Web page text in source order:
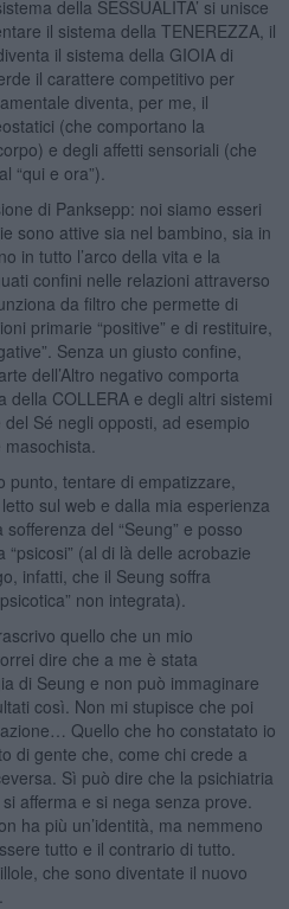
della SESSUALITA’ si unisce
il sistema della TENEREZZA, il
il sistema della GIOIA di
il carattere competitivo per
diventa, per me, il
(che comportano la
e degli affetti sensoriali (che
“qui e ora”).
di Panksepp: noi siamo esseri
sono attive sia nel bambino, sia in
in tutto l’arco della vita e la
confini nelle relazioni attraverso
da filtro che permette di
primarie “positive” e di restituire,
Senza un giusto confine,
dell’Altro negativo comporta
della COLLERA e degli altri sistemi
Sé negli opposti, ad esempio
tentare di empatizzare,
sul web e dalla mia esperienza
del “Seung” e posso
(al di là delle acrobazie
infatti, che il Seung soffra
non integrata).
quello che un mio
dire che a me è stata
di Seung e non può immaginare
così. Non mi stupisce che poi
Quello che ho constatato io
di gente che, come chi crede a
Sì può dire che la psichiatria
afferma e si nega senza prove.
ha più un’identità, ma nemmeno
tutto e il contrario di tutto.
che sono diventate il nuovo